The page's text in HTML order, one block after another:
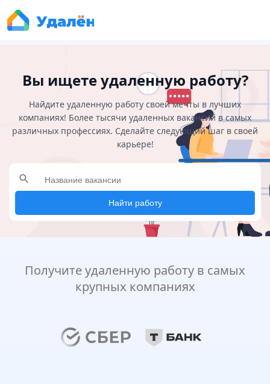
Вы ищете удаленную работу?
Найдите удаленную работу своей мечты в лучших
компаниях! Более тысячи удаленных вакансий в самых
различных профессиях. Сделайте следующий шаг в своей
карьере!
search
Найти работу
Получите удаленную работу в самых
крупных компаниях